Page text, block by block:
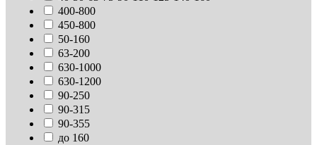
400-800
450-800
50-160
63-200
630-1000
630-1200
90-250
90-315
90-355
до 160